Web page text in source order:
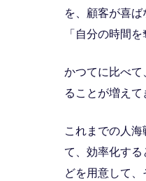
を、顧客が喜
「自分の時間
かつてに比べ
ることが増えて
これまでの人
て、効率化す
どを用意して